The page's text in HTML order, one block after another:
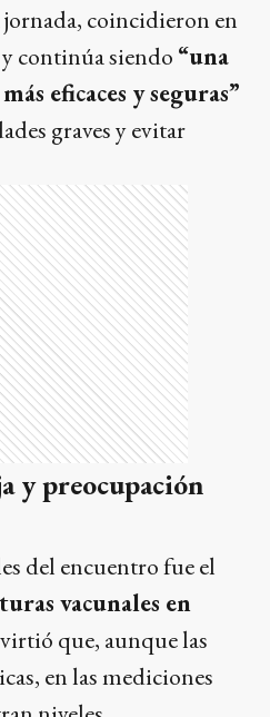
coincidieron en
continúa siendo “una
eficaces y seguras”
graves y evitar
y preocupación
del encuentro fue el
vacunales en
que, aunque las
en las mediciones